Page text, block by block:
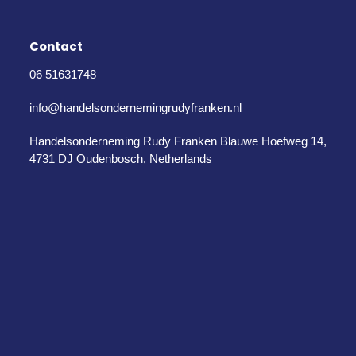
Contact
06 51631748
info@handelsondernemingrudyfranken.nl
Handelsonderneming Rudy Franken Blauwe Hoefweg 14,
4731 DJ Oudenbosch, Netherlands